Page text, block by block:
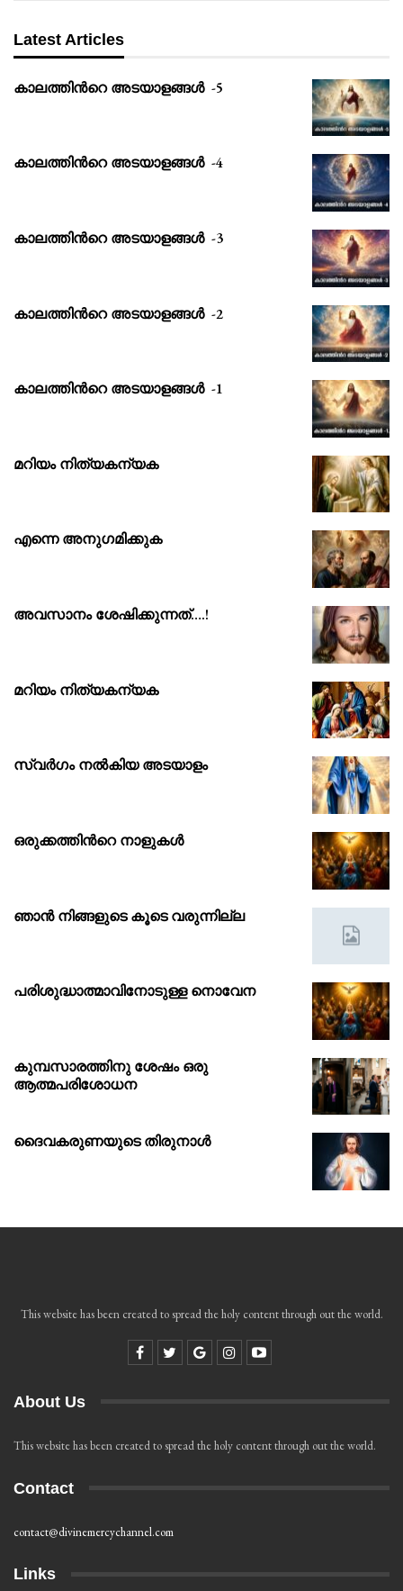
Latest Articles
കാലത്തിൻറെ അടയാളങ്ങൾ -5
കാലത്തിൻറെ അടയാളങ്ങൾ -4
കാലത്തിൻറെ അടയാളങ്ങൾ -3
കാലത്തിൻറെ അടയാളങ്ങൾ -2
കാലത്തിൻറെ അടയാളങ്ങൾ -1
മറിയം നിത്യകന്യക
എന്നെ അനുഗമിക്കുക
അവസാനം ശേഷിക്കുന്നത്….!
മറിയം നിത്യകന്യക
സ്വർഗം നൽകിയ അടയാളം
ഒരുക്കത്തിൻറെ നാളുകൾ
ഞാൻ നിങ്ങളുടെ കൂടെ വരുന്നില്ല
പരിശുദ്ധാത്മാവിനോടുള്ള നൊവേന
കുമ്പസാരത്തിനു ശേഷം ഒരു
ആത്മപരിശോധന
ദൈവകരുണയുടെ തിരുനാൾ
This website has been created to spread the holy content through out the world.
About Us
This website has been created to spread the holy content through out the world.
Contact
contact@divinemercychannel.com
Links